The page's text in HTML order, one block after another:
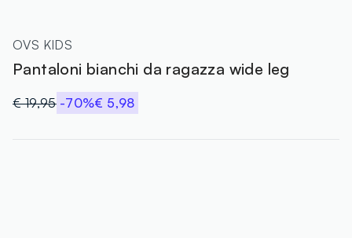
OVS KIDS
Pantaloni bianchi da ragazza wide leg
€ 19,95 -70%€ 5,98